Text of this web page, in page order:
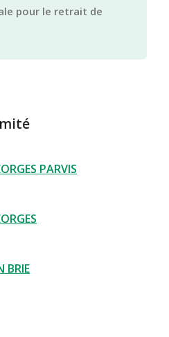
pour le retrait de
PARVIS
BRIE